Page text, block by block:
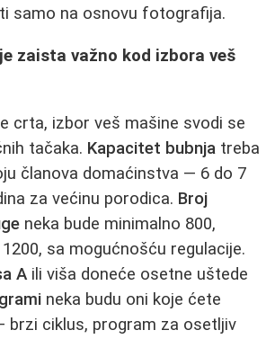
samo na osnovu fotografija.
zaista važno kod izbora veš
crta, izbor veš mašine svodi se
tačaka. Kapacitet bubnja treba
članova domaćinstva — 6 do 7
za većinu porodica. Broj
neka bude minimalno 800,
sa mogućnošću regulacije.
A ili viša doneće osetne uštede
neka budu oni koje ćete
ciklus, program za osetljiv